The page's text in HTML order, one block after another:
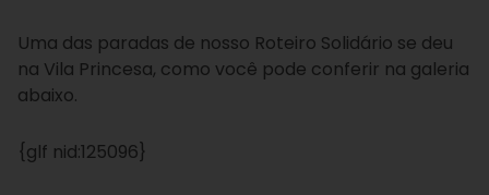
Uma das paradas de nosso Roteiro Solidário se deu
na Vila Princesa, como você pode conferir na galeria
abaixo.
{glf nid:125096}